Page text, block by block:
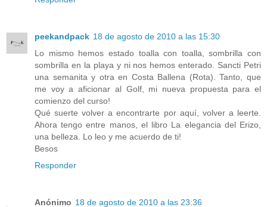
peekandpack 18 de agosto de 2010 a las 15:30
Lo mismo hemos estado toalla con toalla, sombrilla con
sombrilla en la playa y ni nos hemos enterado. Sancti Petri
una semanita y otra en Costa Ballena (Rota). Tanto, que
me voy a aficionar al Golf, mi nueva propuesta para el
comienzo del curso!
Qué suerte volver a encontrarte por aquí, volver a leerte.
Ahora tengo entre manos, el libro La elegancia del Erizo,
una belleza. Lo leo y me acuerdo de ti!
Besos
Responder
Anónimo 18 de agosto de 2010 a las 23:36